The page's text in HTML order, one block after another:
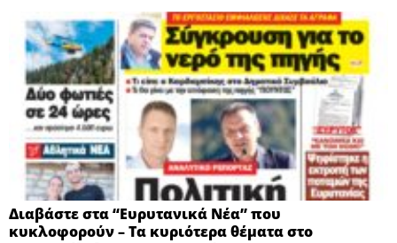
Διαβάστε στα “Ευρυτανικά Νέα” που
κυκλοφορούν – Τα κυριότερα θέματα στο